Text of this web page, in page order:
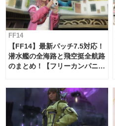
FF14
【FF14】最新パッチ7.5対応！
潜水艦の全海路と飛空挺全航路
のまとめ！【フリーカンパニ